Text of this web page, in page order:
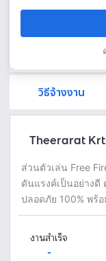
วิธีจ้างงาน
Theerarat
ส่วนตัวเล่น Free
ดันแรงค์เป็นอย่างดี
ปลอดภัย 100% พร้
งานสำเร็จ
-